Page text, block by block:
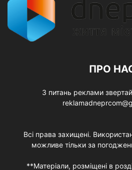
ПРО
З питань реклами
Всі права захищені.
можливе тільки за
**Матеріали, розміщені в